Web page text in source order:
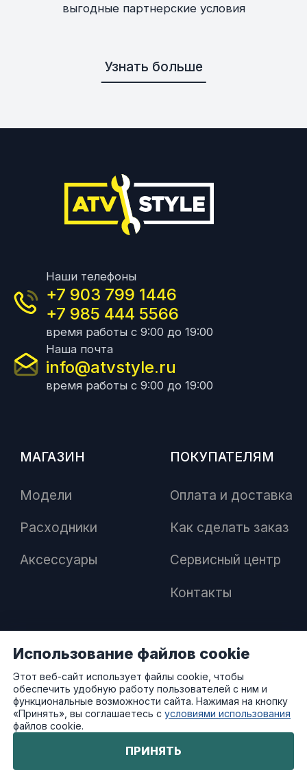
выгодные партнерские условия
Узнать больше
Наши телефоны
+7 903 799 1446
+7 985 444 5566
время работы с 9:00 до 19:00
Наша почта
info@atvstyle.ru
время работы с 9:00 до 19:00
МАГАЗИН
Модели
Расходники
Аксессуары
ПОКУПАТЕЛЯМ
Оплата и доставка
Как сделать заказ
Сервисный центр
Контакты
ПАРТНЕРАМ
Как стать дилером
Преимущества работы с нами
Использование файлов cookie
Этот веб-сайт использует файлы cookie, чтобы
обеспечить удобную работу пользователей с ним и
функциональные возможности сайта. Нажимая на кнопку
«Принять», вы соглашаетесь сусловиями использования
файлов cookie.
ПРИНЯТЬ